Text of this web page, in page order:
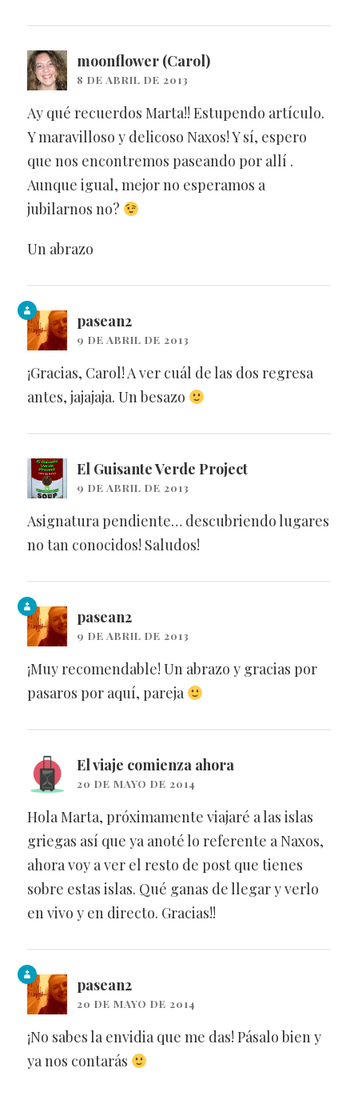
moonflower (Carol)
8 DE ABRIL DE 2013
Ay qué recuerdos Marta!! Estupendo artículo.
Y maravilloso y delicoso Naxos! Y sí, espero
que nos encontremos paseando por allí .
Aunque igual, mejor no esperamos a
jubilarnos no?
Un abrazo
pasean2
9 DE ABRIL DE 2013
¡Gracias, Carol! A ver cuál de las dos regresa
antes, jajajaja. Un besazo
El Guisante Verde Project
9 DE ABRIL DE 2013
Asignatura pendiente… descubriendo lugares
no tan conocidos! Saludos!
pasean2
9 DE ABRIL DE 2013
¡Muy recomendable! Un abrazo y gracias por
pasaros por aquí, pareja
El viaje comienza ahora
20 DE MAYO DE 2014
Hola Marta, próximamente viajaré a las islas
griegas así que ya anoté lo referente a Naxos,
ahora voy a ver el resto de post que tienes
sobre estas islas. Qué ganas de llegar y verlo
en vivo y en directo. Gracias!!
pasean2
20 DE MAYO DE 2014
¡No sabes la envidia que me das! Pásalo bien y
ya nos contarás